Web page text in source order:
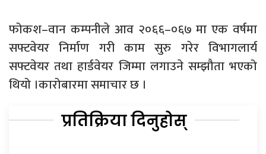
फोकश–वान कम्पनीले आव २०६६–०६७ मा एक वर्षमा
सफ्टवेयर निर्माण गरी काम सुरु गरेर विभागलार्य
सफ्टवेयर तथा हार्डवेयर जिम्मा लगाउने सम्झौता भएको
थियो ।कारोबारमा समाचार छ ।
प्रतिक्रिया दिनुहोस्